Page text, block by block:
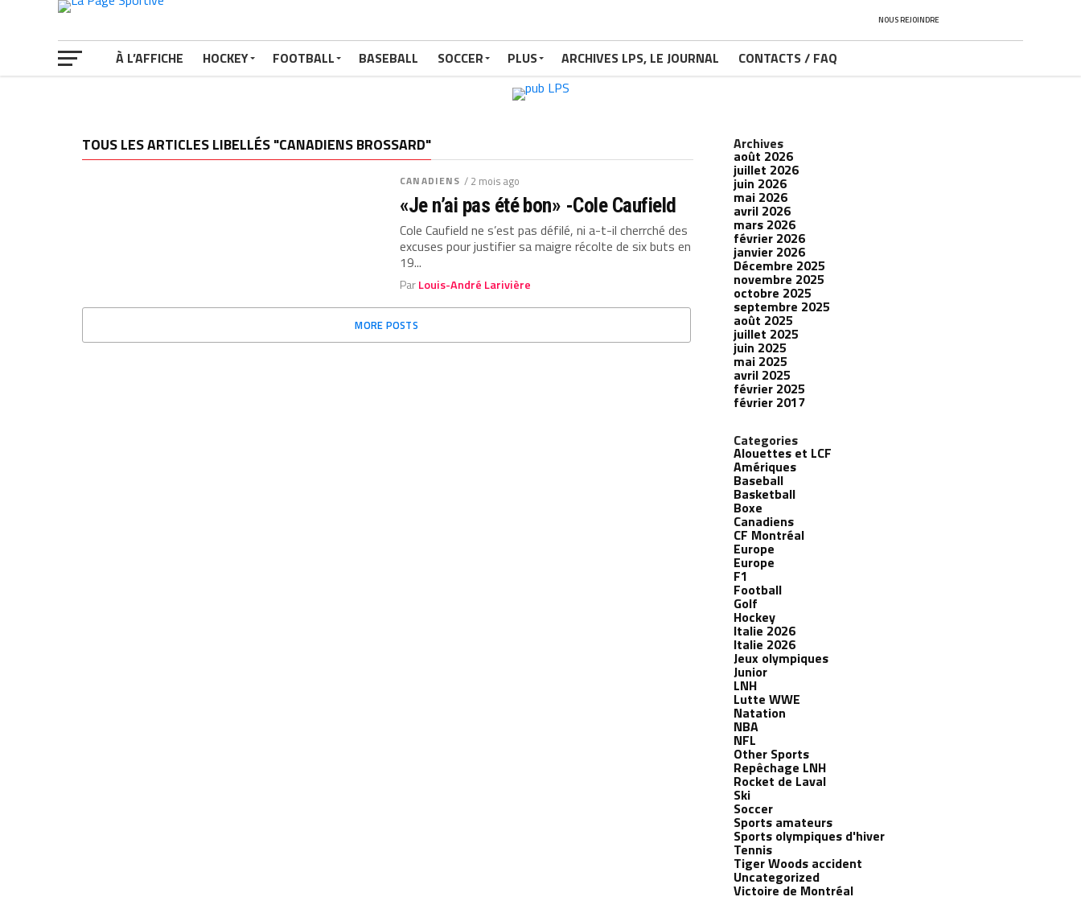
NOUS REJOINDRE
À L’AFFICHE HOCKEY FOOTBALL BASEBALL SOCCER PLUS ARCHIVES LPS, LE JOURNAL CONTACTS / FAQ
TOUS LES ARTICLES LIBELLÉS "CANADIENS BROSSARD"
CANADIENS / 2 mois ago
«Je n’ai pas été bon» -Cole Caufield
Cole Caufield ne s’est pas défilé, ni a-t-il cherrché des
excuses pour justifier sa maigre récolte de six buts en
19...
ParLouis-André Larivière
MORE POSTS
Archives
août 2026
juillet 2026
juin 2026
mai 2026
avril 2026
mars 2026
février 2026
janvier 2026
Décembre 2025
novembre 2025
octobre 2025
septembre 2025
août 2025
juillet 2025
juin 2025
mai 2025
avril 2025
février 2025
février 2017
Categories
Alouettes et LCF
Amériques
Baseball
Basketball
Boxe
Canadiens
CF Montréal
Europe
Europe
F1
Football
Golf
Hockey
Italie 2026
Italie 2026
Jeux olympiques
Junior
LNH
Lutte WWE
Natation
NBA
NFL
Other Sports
Repêchage LNH
Rocket de Laval
Ski
Soccer
Sports amateurs
Sports olympiques d'hiver
Tennis
Tiger Woods accident
Uncategorized
Victoire de Montréal